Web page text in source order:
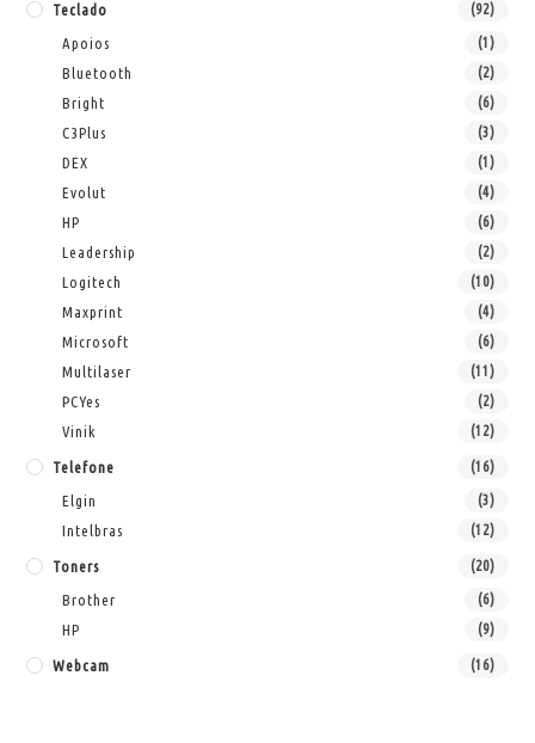
Teclado (92)
Apoios (1)
Bluetooth (2)
Bright (6)
C3Plus (3)
DEX (1)
Evolut (4)
HP (6)
Leadership (2)
Logitech (10)
Maxprint (4)
Microsoft (6)
Multilaser (11)
PCYes (2)
Vinik (12)
Telefone (16)
Elgin (3)
Intelbras (12)
Toners (20)
Brother (6)
HP (9)
Webcam (16)